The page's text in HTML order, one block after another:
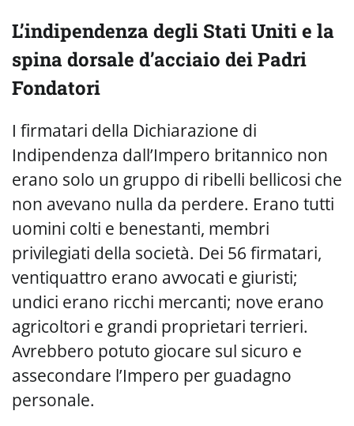
L’indipendenza degli Stati Uniti e la
spina dorsale d’acciaio dei Padri
Fondatori
I firmatari della Dichiarazione di
Indipendenza dall’Impero britannico non
erano solo un gruppo di ribelli bellicosi che
non avevano nulla da perdere. Erano tutti
uomini colti e benestanti, membri
privilegiati della società. Dei 56 firmatari,
ventiquattro erano avvocati e giuristi;
undici erano ricchi mercanti; nove erano
agricoltori e grandi proprietari terrieri.
Avrebbero potuto giocare sul sicuro e
assecondare l’Impero per guadagno
personale.